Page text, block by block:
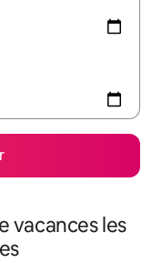
vacances les